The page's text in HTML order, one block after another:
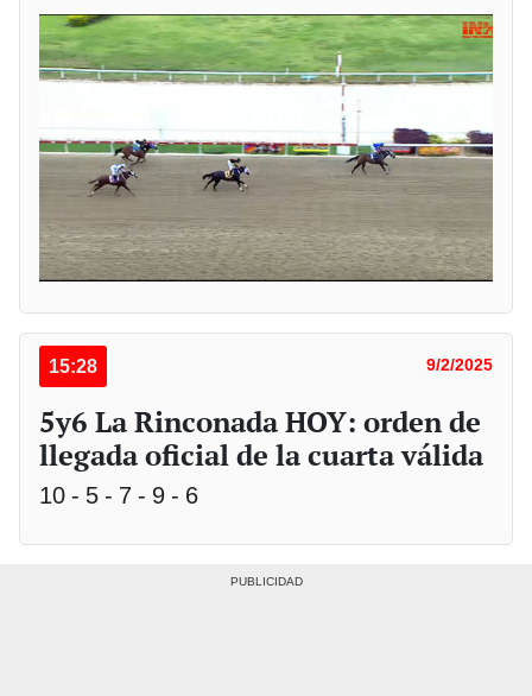
15:28 9/2/2025
5y6 La Rinconada HOY: orden de
llegada oficial de la cuarta válida
10 - 5 - 7 - 9 - 6